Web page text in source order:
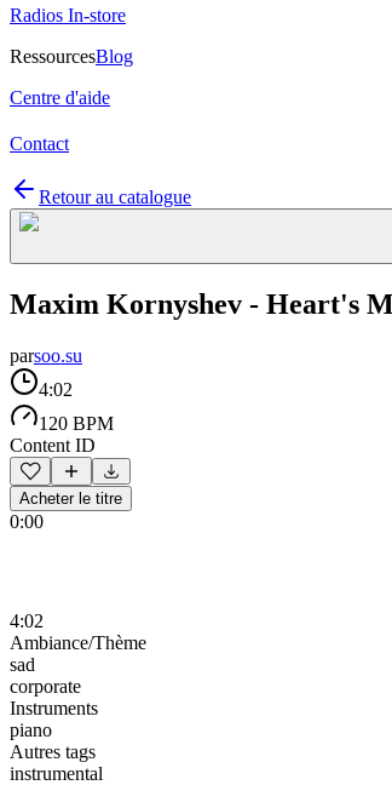
Radios In-store
RessourcesBlog
Centre d'aide
Contact
Retour au catalogue
Maxim Kornyshev - Heart's
parsoo.su
4:02
120 BPM
Content ID
Acheter le titre
0:00
4:02
Ambiance/Thème
sad
corporate
Instruments
piano
Autres tags
instrumental